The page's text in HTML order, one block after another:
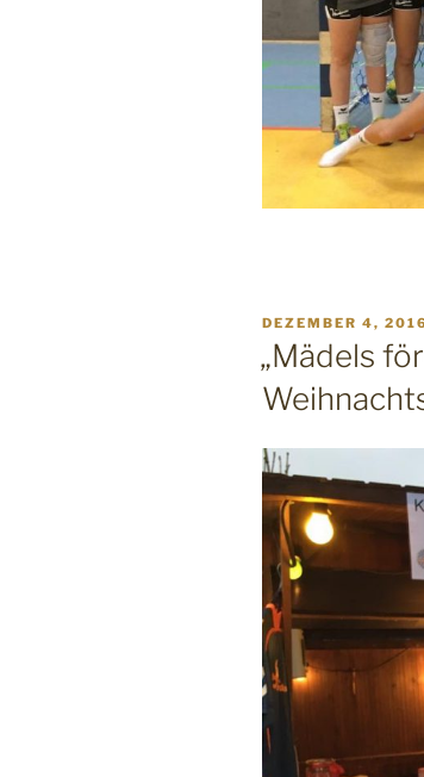
VERÖFFENTLICHT
AM
DEZEMBER 4,
„Mädels